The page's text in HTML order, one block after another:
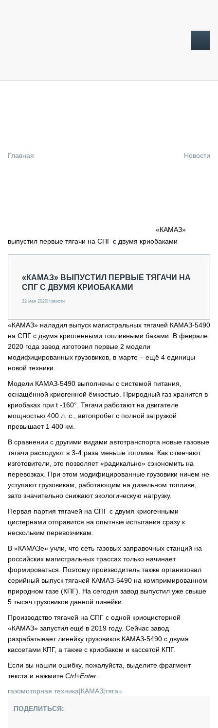
СПЕЦПРОЕКТЫ
О ПРОЕКТЕ
Главная Новости
«КАМАЗ»
выпустил первые тягачи на СПГ с двумя криобаками
«КАМАЗ» ВЫПУСТИЛ ПЕРВЫЕ ТЯГАЧИ НА
СПГ С ДВУМЯ КРИОБАКАМИ
22 мая 2020Новости
«КАМАЗ» наладил выпуск магистральных тягачей КАМАЗ-5490
на СПГ с двумя криогенными топливными баками. В феврале
2020 года завод изготовил первые 2 модели
модифицированных грузовиков, в марте – ещё 4 единицы
новой техники.
Модели КАМАЗ-5490 выполнены с системой питания,
оснащённой криогенной ёмкостью. Природный газ хранится в
криобаках при t -160°. Тягачи работают на двигателе
мощностью 400 л. с., автопробег с полной загрузкой
превышает 1 400 км.
В сравнении с другими видами автотранспорта новые газовые
тягачи расходуют в 3-4 раза меньше топлива. Как отмечают
изготовители, это позволяет «радикально» сэкономить на
перевозках. При этом модифицированные грузовики ничем не
уступают грузовикам, работающим на дизельном топливе,
зато значительно снижают экологическую нагрузку.
Первая партия тягачей на СПГ с двумя криогенными
цистернами отправится на опытные испытания сразу к
нескольким перевозчикам.
В «КАМАЗе» учли, что сеть газовых заправочных станций на
российских магистральных трассах только начинает
формироваться. Поэтому производитель также организовал
серийный выпуск тягачей КАМАЗ-5490 на компримированном
природном газе (КПГ). На сегодня завод выпустил уже свыше
5 тысяч грузовиков данной линейки.
Производство тягачей на СПГ с одной криоцистерной
«КАМАЗ» запустил ещё в 2019 году. Сейчас завод
разрабатывает линейку грузовиков КАМАЗ-5490 с двумя
кассетами КПГ, а также с криобаком и кассетой КПГ.
Если вы нашли ошибку, пожалуйста, выделите фрагмент
текста и нажмите Ctrl+Enter
газомоторная техника|КАМАЗ|тягач
ПОДЕЛИТЬСЯ: